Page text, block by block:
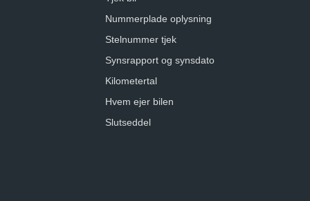
Nummerplade oplysning
Stelnummer tjek
Synsrapport og synsdato
Kilometertal
Hvem ejer bilen
Slutseddel